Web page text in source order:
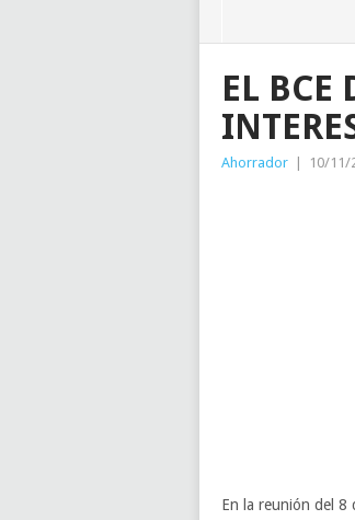
EL BCE
Ahorrador 10/11/
En la reunión del 8